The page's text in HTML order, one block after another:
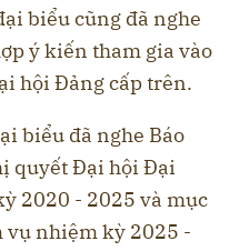
biểu cũng đã nghe
ý kiến tham gia vào
hội Đảng cấp trên.
biểu đã nghe Báo
quyết Đại hội Đại
2020 - 2025 và mục
nhiệm kỳ 2025 -